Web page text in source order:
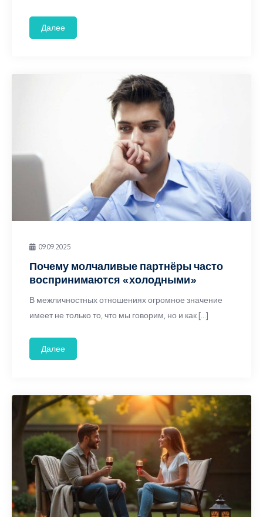
Далее
09.09.2025
Почему молчаливые партнёры часто
воспринимаются «холодными»
В межличностных отношениях огромное значение
имеет не только то, что мы говорим, но и как […]
Далее